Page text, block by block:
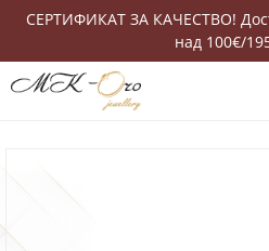
СЕРТИФИКАТ ЗА КАЧЕСТВО!
над 100€/